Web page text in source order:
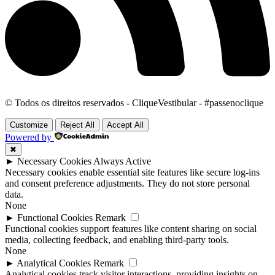
© Todos os direitos reservados - CliqueVestibular - #passenoclique
Customize Reject All Accept All
Powered by
✖
► Necessary Cookies Always Active
Necessary cookies enable essential site features like secure log-ins
and consent preference adjustments. They do not store personal
data.
None
► Functional Cookies Remark
Functional cookies support features like content sharing on social
media, collecting feedback, and enabling third-party tools.
None
► Analytical Cookies Remark